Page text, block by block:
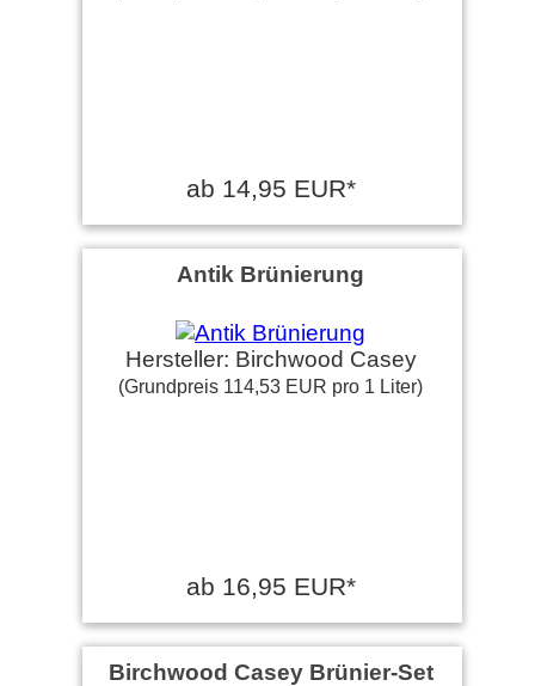
ab 14,95 EUR*
Antik Brünierung
Hersteller: Birchwood Casey
(Grundpreis 114,53 EUR pro 1 Liter)
ab 16,95 EUR*
Birchwood Casey Brünier-Set